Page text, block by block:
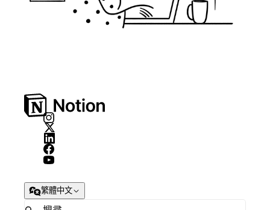
繁體中文